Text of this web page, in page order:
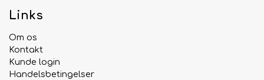
Links
Om os
Kontakt
Kunde login
Handelsbetingelser